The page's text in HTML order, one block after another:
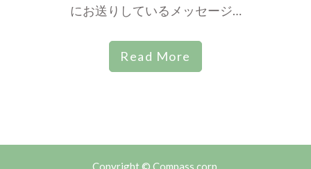
にお送りしているメッセージ…
Read More
Copyright © Compass corp.